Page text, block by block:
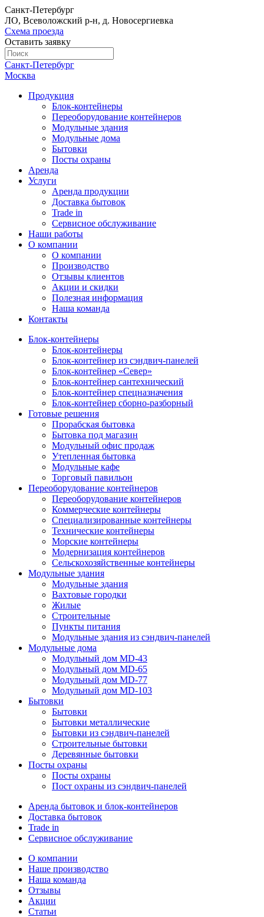
Санкт-Петербург
ЛО, Всеволожский р-н, д. Новосергиевка
Схема проезда
Оставить заявку
Санкт-Петербург
Москва
Продукция
Блок-контейнеры
Переоборудование контейнеров
Модульные здания
Модульные дома
Бытовки
Посты охраны
Аренда
Услуги
Аренда продукции
Доставка бытовок
Trade in
Сервисное обслуживание
Наши работы
О компании
О компании
Производство
Отзывы клиентов
Акции и скидки
Полезная информация
Наша команда
Контакты
Блок-контейнеры
Блок-контейнеры
Блок-контейнер из сэндвич-панелей
Блок-контейнер «Север»
Блок-контейнер сантехнический
Блок-контейнер спецназначения
Блок-контейнер сборно-разборный
Готовые решения
Прорабская бытовка
Бытовка под магазин
Модульный офис продаж
Утепленная бытовка
Модульные кафе
Торговый павильон
Переоборудование контейнеров
Переоборудование контейнеров
Коммерческие контейнеры
Специализированные контейнеры
Технические контейнеры
Морские контейнеры
Модернизация контейнеров
Сельскохозяйственные контейнеры
Модульные здания
Модульные здания
Вахтовые городки
Жилые
Строительные
Пункты питания
Модульные здания из сэндвич-панелей
Модульные дома
Модульный дом MD-43
Модульный дом MD-65
Модульный дом MD-77
Модульный дом MD-103
Бытовки
Бытовки
Бытовки металлические
Бытовки из сэндвич-панелей
Строительные бытовки
Деревянные бытовки
Посты охраны
Посты охраны
Пост охраны из сэндвич-панелей
Аренда бытовок и блок-контейнеров
Доставка бытовок
Trade in
Сервисное обслуживание
О компании
Наше производство
Наша команда
Отзывы
Акции
Статьи